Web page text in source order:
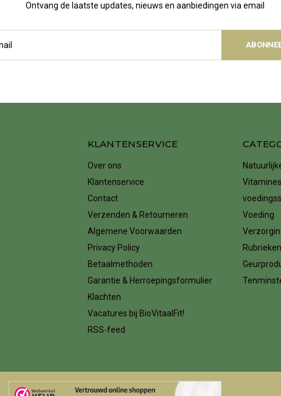
Ontvang de laatste updates, nieuws en aanbiedingen via email
KLANTENSERVICE
Over ons
Klantenservice
Contact
Verzenden & Retourneren
Algemene Voorwaarden
Privacy Policy
Betaalmethoden
Garantie & Herroepingsformulier
Klachten
Vacatures bij BioVitaalFit!
RSS-feed
Voeding
Rubrieken